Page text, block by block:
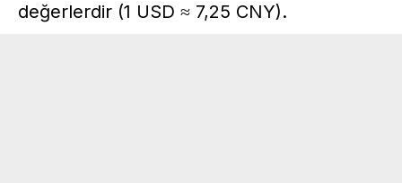
değerlerdir (1 USD ≈ 7,25 CNY).